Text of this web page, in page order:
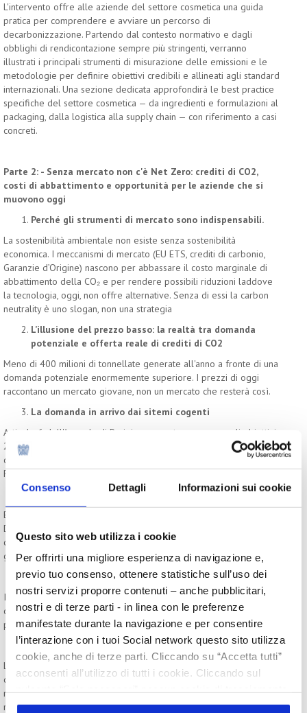
Consenso Dettagli Informazioni sui cookie
Questo sito web utilizza i cookie
Per offrirti una migliore esperienza di navigazione e,
previo tuo consenso, ottenere statistiche sull’uso dei
nostri servizi proporre contenuti – anche pubblicitari,
nostri e di terze parti - in linea con le preferenze
manifestate durante la navigazione e per consentire
l’interazione con i tuoi Social network questo sito utilizza
cookie, anche di terze parti. Cliccando su “Accetta tutti”
acconsenti all’utilizzo di tutti i cookie. Cliccando sul
o profilazione viene utilizzato. Cliccando su
L'intervento offre alle aziende del settore cosmetica una guida
pratica per comprendere e avviare un percorso di
decarbonizzazione. Partendo dal contesto normativo e dagli
obblighi di rendicontazione sempre più stringenti, verranno
illustrati i principali strumenti di misurazione delle emissioni e le
metodologie per definire obiettivi credibili e allineati agli standard
internazionali. Una sezione dedicata approfondirà le best practice
specifiche del settore cosmetica — da ingredienti e formulazioni al
packaging, dalla logistica alla supply chain — con riferimento a casi
concreti.
Parte 2: - Senza mercato non c'è Net Zero: crediti di CO2,
costi di abbattimento e opportunità per le aziende che si
muovono oggi
Perché gli strumenti di mercato sono indispensabili.
La sostenibilità ambientale non esiste senza sostenibilità
economica. I meccanismi di mercato (EU ETS, crediti di carbonio,
Garanzie d’Origine) nascono per abbassare il costo marginale di
abbattimento della CO₂ e per rendere possibili riduzioni laddove
la tecnologia, oggi, non offre alternative. Senza di essi la carbon
neutrality è uno slogan, non una strategia
L’illusione del prezzo basso: la realtà tra domanda
potenziale e offerta reale di crediti di CO2
Meno di 400 milioni di tonnellate generate all'anno a fronte di una
domanda potenziale enormemente superiore. I prezzi di oggi
raccontano un mercato giovane, non un mercato che resterà così.
La domanda in arrivo dai sitemi cogenti
Articolo 6 dell'Accordo di Parigi e proposta europea sugli obiettivi
2040 aprono ai crediti. Le aziende più accorte acquistano già
quote dei progetti per garantirsi fornitura futura di crediti di CO2.
Prospettive di rialzo fino a due ordini di grandezza.
Il paradosso europeo.
Bruxelles apre ai crediti di CO2 negli obiettivi 2040, ma con la
Direttiva 2024/825 (anti greenwashing) rende più difficile
comunicare impegni di neutralità climatica. Un'incoerenza da
governare strategicamente.
Compliance e vantaggio competitivo.
Integrare i crediti restando allineati a ICVCM, ISO 14068-1 e alle
direttive europee è possibile e oggi è un'opportunità di
posizionamento prima ancora che reputazionale.
L'intervento raccoglie il testimone dalla misurazione e riduzione
delle emissioni per affrontare la domanda successiva: come si
raggiunge concretamente la neutralità climatica una volta ridotto il
riducibile? La risposta passa dagli strumenti di mercato, che non